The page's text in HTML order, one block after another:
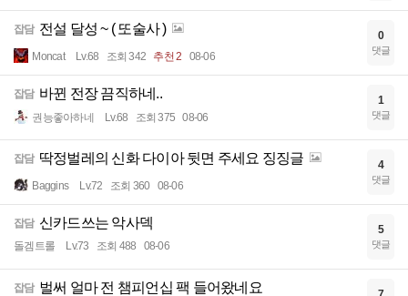
잡담 전설 달성 ~ ( 또술사 )
Moncat Lv.68 조회 342 추천 2 08-06
0
댓글
잡담 바뀐 전장 끔직하네..
권능좋아하네 Lv.68 조회 375 08-06
1
댓글
잡담 딱정벌레의 신화 다이아 뒷면 주세요 징징글
Baggins Lv.72 조회 360 08-06
4
댓글
잡담 신카드쓰는 악사덱
돌겜트롤 Lv.73 조회 488 08-06
5
댓글
잡담 벌써 얼마 전 챔피언십 팩 들어왔네요